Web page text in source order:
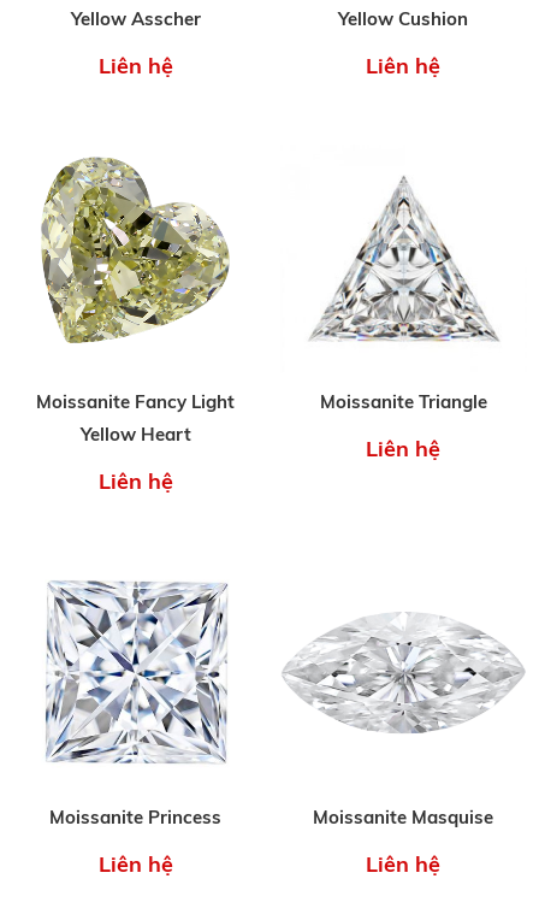
Yellow Asscher
Liên hệ
Yellow Cushion
Liên hệ
Moissanite Fancy Light
Yellow Heart
Liên hệ
Moissanite Triangle
Liên hệ
Moissanite Princess
Liên hệ
Moissanite Masquise
Liên hệ